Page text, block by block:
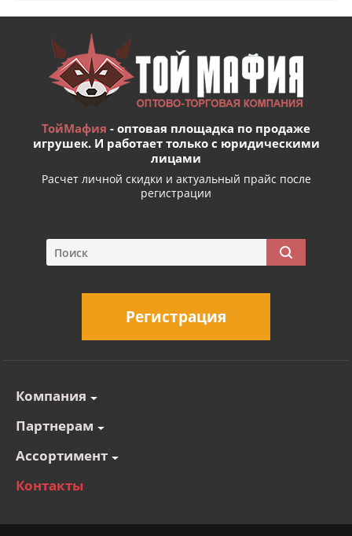
ТойМафия - оптовая площадка по продаже
игрушек. И работает только с юридическими
лицами
Расчет личной скидки и актуальный прайс после
регистрации
Регистрация
Компания
Партнерам
Ассортимент
Контакты